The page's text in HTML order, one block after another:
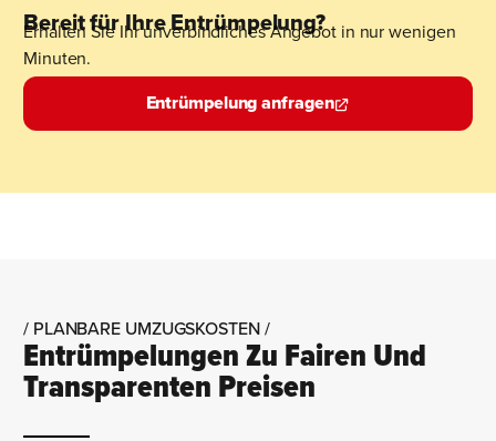
Bereit für Ihre Entrümpelung?
Erhalten Sie Ihr unverbindliches Angebot in nur wenigen
Minuten.
Entrümpelung anfragen
/ PLANBARE UMZUGSKOSTEN /
Entrümpelungen Zu Fairen Und
Transparenten Preisen